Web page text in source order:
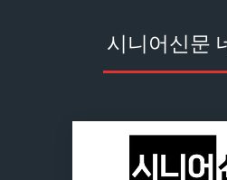
시니어신문